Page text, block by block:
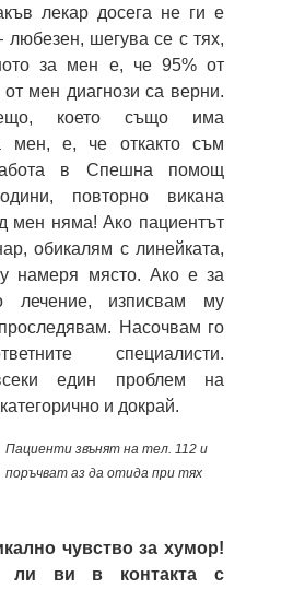
лекар досега не ги е
любезен, шегува се с тях,
за мен е, че 95% от
от мен диагнози са верни.
което също има
мен, е, че откакто съм
в Спешна помощ
повторно викана
мен няма! Ако пациентът
обикалям с линейката,
намеря място. Ако е за
лечение, изписвам му
Насочвам го
специалисти.
един проблем на
и докрай.
Пациенти звънят на тел. 112 и
поръчват аз да отида при тях
чувство за хумор!
ли ви в контакта с